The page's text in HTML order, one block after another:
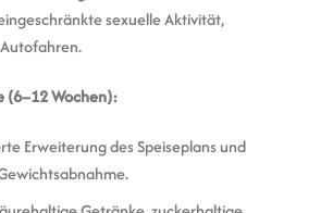
sexuelle Aktivität,
(6–12 Wochen):
Erweiterung des Speiseplans und